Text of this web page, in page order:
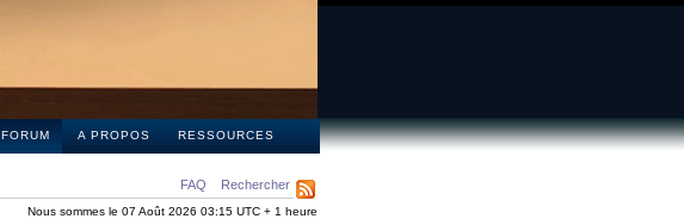
FORUM A PROPOS RESSOURCES
FAQ Rechercher
Nous sommes le 07 Août 2026 03:15 UTC + 1 heure